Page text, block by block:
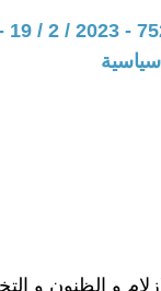
و الظنون و